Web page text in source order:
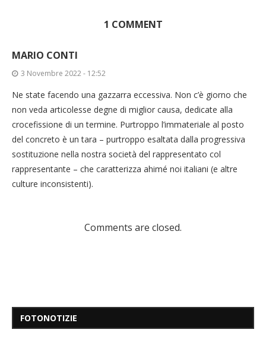
1 COMMENT
MARIO CONTI
3 Novembre 2022 - 12:52
Ne state facendo una gazzarra eccessiva. Non c’è giorno che
non veda articolesse degne di miglior causa, dedicate alla
crocefissione di un termine. Purtroppo l’immateriale al posto
del concreto è un tara – purtroppo esaltata dalla progressiva
sostituzione nella nostra società del rappresentato col
rappresentante – che caratterizza ahimé noi italiani (e altre
culture inconsistenti).
Comments are closed.
FOTONOTIZIE